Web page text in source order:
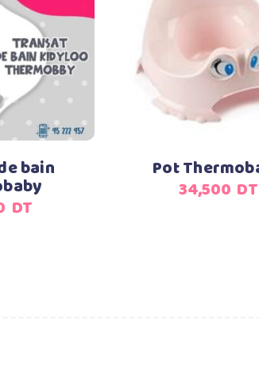
panier
bain
DT
Choix des
Pot
34,500 DT